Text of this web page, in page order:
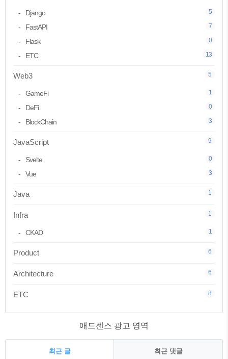
Django 5
FastAPI 7
Flask 0
ETC 13
Web3 5
GameFi 1
DeFi 0
BlockChain 3
JavaScript 9
Svelte 0
Vue 3
Java 1
Infra 1
CKAD 1
Product 6
Architecture 6
ETC 8
애드센스 광고 영역
최근 글 최근 댓글